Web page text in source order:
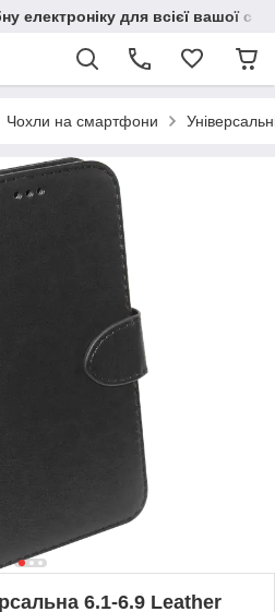
електроніку для всієї вашої
Чохли на смартфони
6.1-6.9 Leather